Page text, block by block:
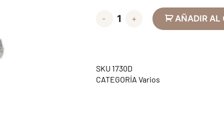
- + AÑADIR AL
SKU 1730D
CATEGORÍA Varios